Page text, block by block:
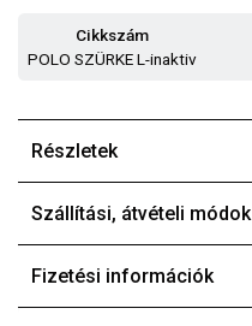
Cikkszám
POLO SZÜRKE L-inaktiv
Részletek
Szállítási, átvételi módok
Fizetési információk